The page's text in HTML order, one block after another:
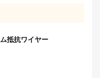
抵抗ワイヤー